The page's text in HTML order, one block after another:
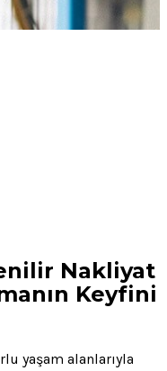
Nakliyat
Keyfini
yaşam alanlarıyla